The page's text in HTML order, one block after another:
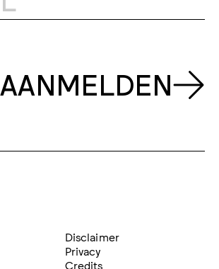
AANMELDEN
Disclaimer
Privacy
Credits